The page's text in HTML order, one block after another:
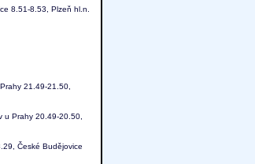
8.51-8.53, Plzeň hl.n.
21.49-21.50,
u Prahy 20.49-20.50,
České Budějovice